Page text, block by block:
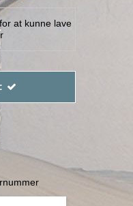
at kunne lave